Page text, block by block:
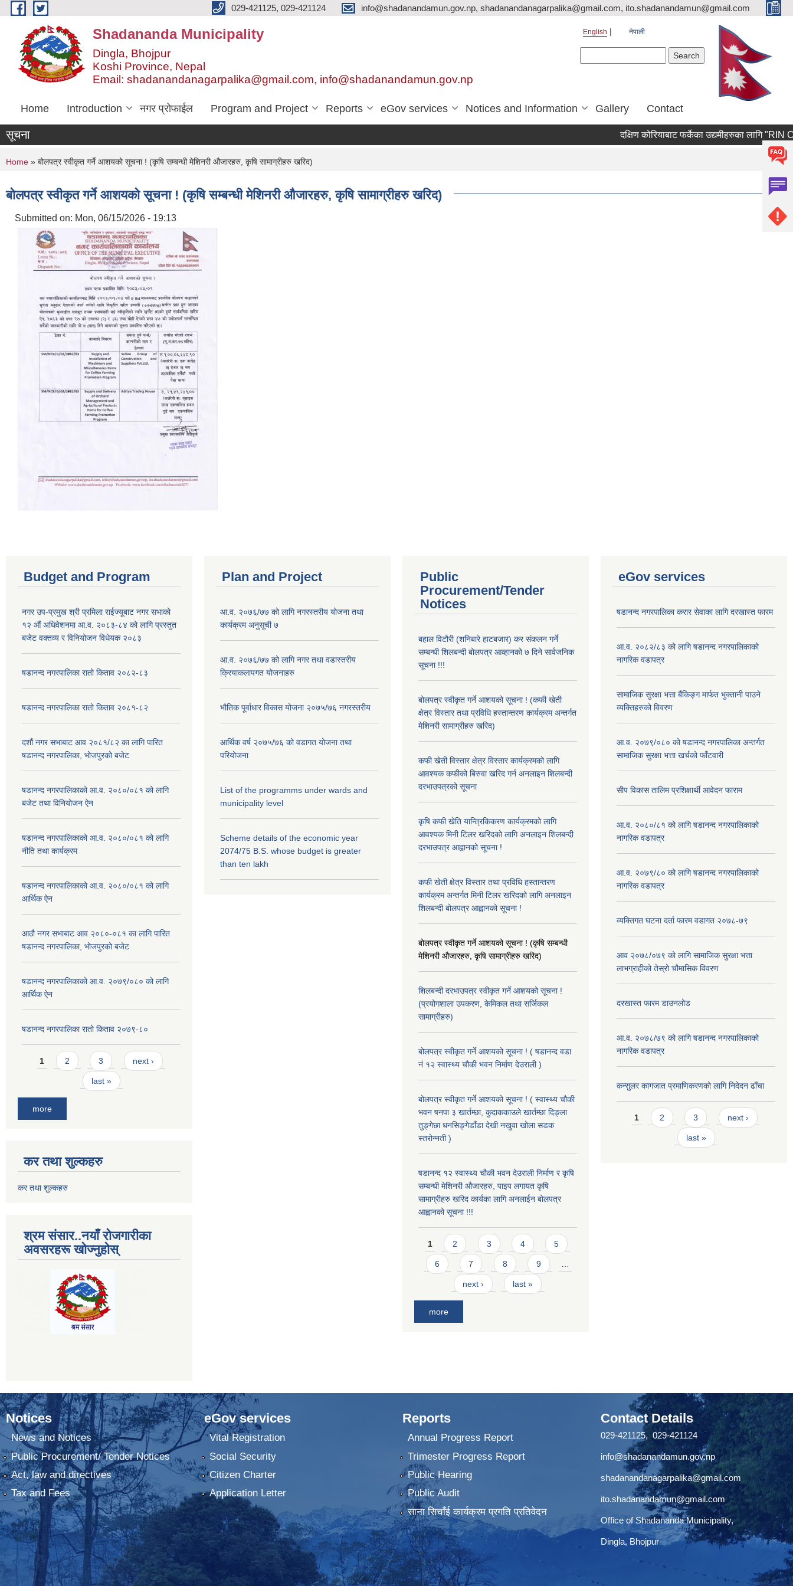
Skip to main content 029-421125, 029-421124 info@shadanandamun.gov.np, shadanandanagarpalika@gmail.com, ito.shadanandamun@gmail.com
Shadananda Municipality
Dingla, Bhojpur
Koshi Province, Nepal
Email: shadanandanagarpalika@gmail.com, info@shadanandamun.gov.np
English नेपाली
Home Introduction नगर प्रोफाईल Program and Project Reports eGov services Notices and Information Gallery Contact
सूचना दक्षिण कोरियाबाट फर्केका उद्यमीहरुका लागि "RIN
You are here
Home » बोलपत्र स्वीकृत गर्ने आशयको सूचना ! (कृषि सम्बन्धी मेशिनरी औजारहरु, कृषि सामाग्रीहरु खरिद)
बोलपत्र स्वीकृत गर्ने आशयको सूचना ! (कृषि सम्बन्धी मेशिनरी औजारहरु, कृषि सामाग्रीहरु खरिद)
Submitted on: Mon, 06/15/2026 - 19:13
Budget and Program
नगर उप-प्रमुख श्री प्रमिला राईज्यूबाट नगर सभाको
१२ ‍औं अधिवेशनमा आ.व. २०८३-८४ को लागि प्रस्तुत
बजेट वक्तव्य र विनियोजन विधेयक २०८३
षडानन्द नगरपालिका रातो किताव २०८२-८३
षडानन्द नगरपालिका रातो किताव २०८१-८२
दशौं नगर सभाबाट आव २०८१/८२ का लागि पारित
षडानन्द नगरपालिका, भोजपुरको बजेट
षडानन्द नगरपालिकाको आ.व. २०८०/०८१ को लागि
बजेट तथा विनियोजन ऐन
षडानन्द नगरपालिकाको आ.व. २०८०/०८१ को लागि
नीति तथा कार्यक्रम
षडानन्द नगरपालिकाको आ.व. २०८०/०८१ को लागि
आर्थिक ऐन
आठौ नगर सभाबाट आव २०८०-०८१ का लागि पारित
षडानन्द नगरपालिका, भोजपुरको बजेट
षडानन्द नगरपालिकाको आ.व. २०७९/०८० को लागि
आर्थिक ऐन
षडानन्द नगरपालिका रातो किताव २०७९-८०
Pages
1 2 3 next ›
last »
more
कर तथा शुल्कहरु
कर तथा शुल्कहरु
श्रम संसार..नयाँ रोजगारीका
अवसरहरू खोज्नुहोस्
Plan and Project
आ.व. २०७६/७७ को लागि नगरस्तरीय योजना तथा
कार्यक्रम अनुसूची ७
आ.व. २०७६/७७ को लागि नगर तथा वडास्तरीय
क्रियाकलापगत योजनाहरु
भौतिक पूर्वाधार विकास योजना २०७५/७६ नगरस्तरीय
आर्थिक वर्ष २०७५/७६ को वडागत योजना तथा
परियोजना
List of the programms under wards and
municipality level
Scheme details of the economic year
2074/75 B.S. whose budget is greater
than ten lakh
Public
Procurement/Tender
Notices
बहाल विटौरी (शनिबारे हाटबजार) कर संकलन गर्ने
सम्बन्धी शिलबन्दी बोलपत्र आव्हानको ७ दिने सार्वजनिक
सूचना !!!
बोलपत्र स्वीकृत गर्ने आशयको सूचना ! (कफी खेती
क्षेत्र विस्तार तथा प्रविधि हस्तान्तरण कार्यक्रम अन्तर्गत
मेशिनरी सामाग्रीहरु खरिद)
कफी खेती विस्तार क्षेत्र विस्तार कार्यक्रमको लागि
आवश्यक कफीको बिरुवा खरिद गर्न अनलाइन शिलबन्दी
दरभाउपत्रको सूचना
कृषि कफी खेति यान्त्रिकिकरण कार्यक्रमको लागि
आवश्यक मिनी टिलर खरिदको लागि अनलाइन शिलबन्दी
दरभाउपत्र आह्वानको सूचना !
कफी खेती क्षेत्र विस्तार तथा प्रविधि हस्तान्तरण
कार्यक्रम अन्तर्गत मिनी टिलर खरिदको लागि अनलाइन
शिलबन्दी बोलपत्र आह्वानको सूचना !
बोलपत्र स्वीकृत गर्ने आशयको सूचना ! (कृषि सम्बन्धी
मेशिनरी औजारहरु, कृषि सामाग्रीहरु खरिद)
शिलबन्दी दरभाउपत्र स्वीकृत गर्ने आशयको सूचना !
(प्रयोगशाला उपकरण, केमिकल तथा सर्जिकल
सामाग्रीहरु)
बोलपत्र स्वीकृत गर्ने आशयको सूचना ! ( षडानन्द वडा
नं १२ स्वास्थ्य चौकी भवन निर्माण देउराली )
बोलपत्र स्वीकृत गर्ने आशयको सूचना ! ( स्वास्थ्य चौकी
भवन षनपा ३ खार्तम्छा, कुदाककाउले खार्तम्छा दिङ्ला
तुङ्गेछा धनसिङ्गेडाँडा देखी नखुवा खोला सडक
स्तरोन्नती )
षडानन्द १२ स्वास्थ्य चौकी भवन देउराली निर्माण र कृषि
सम्बन्धी मेशिनरी औजारहरु, पाइप लगायत कृषि
सामाग्रीहरु खरिद कार्यका लागि अनलाईन बोलपत्र
आह्वानको सूचना !!!
Pages
1 2 3 4 5
6 7 8 9 …
next › last »
more
eGov services
षडानन्द नगरपालिका करार सेवाका लागि दरखास्त फारम
आ.व. २०८२/८३ को लागि षडानन्द नगरपालिकाको
नागरिक वडापत्र
सामाजिक सुरक्षा भत्ता बैंकिङ्ग मार्फत भुक्तानी पाउने
व्यक्तिहरुको विवरण
आ.व. २०७९/०८० को षडानन्द नगरपालिका अन्तर्गत
सामाजिक सुरक्षा भत्ता खर्चको फाँटवारी
सीप विकास तालिम प्रशिक्षार्थी आवेदन फाराम
आ.व. २०८०/८१ को लागि षडानन्द नगरपालिकाको
नागरिक वडापत्र
आ.व. २०७९/८० को लागि षडानन्द नगरपालिकाको
नागरिक वडापत्र
व्यक्तिगत घटना दर्ता फारम वडागत २०७८-७९
आव २०७८/०७९ को लागि सामाजिक सुरक्षा भत्ता
लाभग्राहीको तेस्रो चौमासिक विवरण
दरखास्त फारम डाउनलोड
आ.व. २०७८/७९ को लागि षडानन्द नगरपालिकाको
नागरिक वडापत्र
कन्सुलर कागजात प्रमाणिकरणको लागि निदेदन ढाँचा
Pages
1 2 3 next ›
last »
Notices
News and Notices
Public Procurement/ Tender Notices
Act, law and directives
Tax and Fees
eGov services
Vital Registration
Social Security
Citizen Charter
Application Letter
Reports
Annual Progress Report
Trimester Progress Report
Public Hearing
Public Audit
साना सिचाँई कार्यक्रम प्रगति प्रतिवेदन
Contact Details
029-421125, 029-421124
info@shadanandamun.gov.np
shadanandanagarpalika@gmail.com
ito.shadanandamun@gmail.com
Office of Shadananda Municipality,
Dingla, Bhojpur